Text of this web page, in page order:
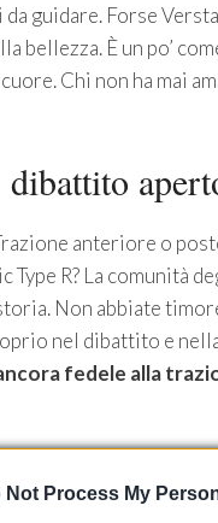
Not Process My
guidare. Forse
bellezza. È un po’
Chi non ha mai
anteriore o
R? La comunità
Non abbiate
nel dibattito e
fedele alla